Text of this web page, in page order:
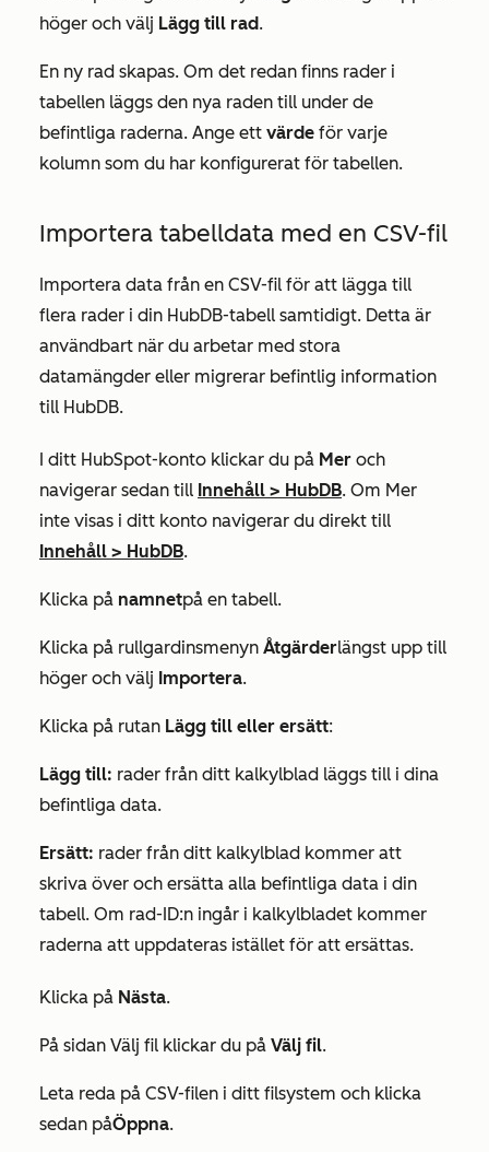
höger och välj Lägg till rad.
En ny rad skapas. Om det redan finns rader i
tabellen läggs den nya raden till under de
befintliga raderna. Ange ett värde för varje
kolumn som du har konfigurerat för tabellen.
Importera tabelldata med en CSV-fil
Importera data från en CSV-fil för att lägga till
flera rader i din HubDB-tabell samtidigt. Detta är
användbart när du arbetar med stora
datamängder eller migrerar befintlig information
till HubDB.
I ditt HubSpot-konto klickar du på Mer och
navigerar sedan till Innehåll > HubDB. Om Mer
inte visas i ditt konto navigerar du direkt till
Innehåll > HubDB.
Klicka på namnetpå en tabell.
Klicka på rullgardinsmenyn Åtgärderlängst upp till
höger och välj Importera.
Klicka på rutan Lägg till eller ersätt:
Lägg till: rader från ditt kalkylblad läggs till i dina
befintliga data.
Ersätt: rader från ditt kalkylblad kommer att
skriva över och ersätta alla befintliga data i din
tabell. Om rad-ID:n ingår i kalkylbladet kommer
raderna att uppdateras istället för att ersättas.
Klicka på Nästa.
På sidan Välj fil klickar du på Välj fil.
Leta reda på CSV-filen i ditt filsystem och klicka
sedan påÖppna.